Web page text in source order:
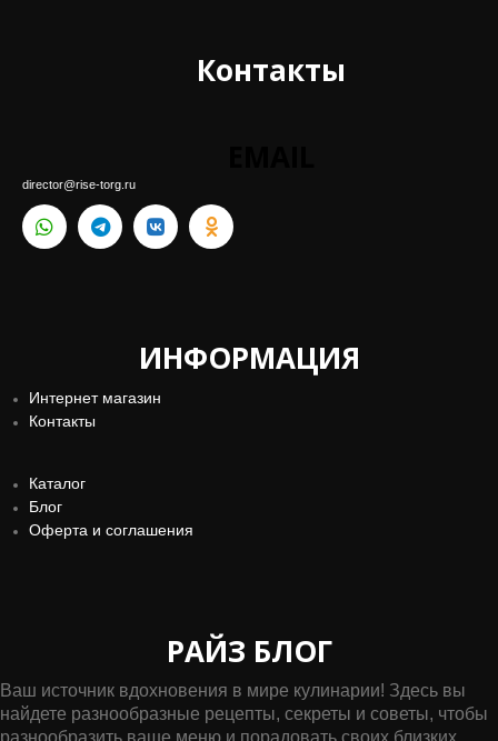
Контакты
ИНФОРМАЦИЯ
Контакты
Блог
Оферта и соглашения
РАЙЗ БЛОГ
найдете разнообразные рецепты, секреты и советы, чтобы
разнообразить ваше меню и порадовать своих близких.